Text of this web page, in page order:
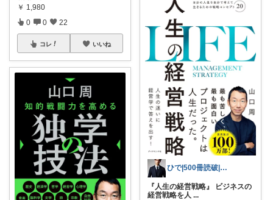
￥ 1,980
0 0 22
コレ いいね
ひで|500冊読破|自己啓発おすすめ本
『人生の経営戦略』 ビジネスの
経営戦略を人 ...